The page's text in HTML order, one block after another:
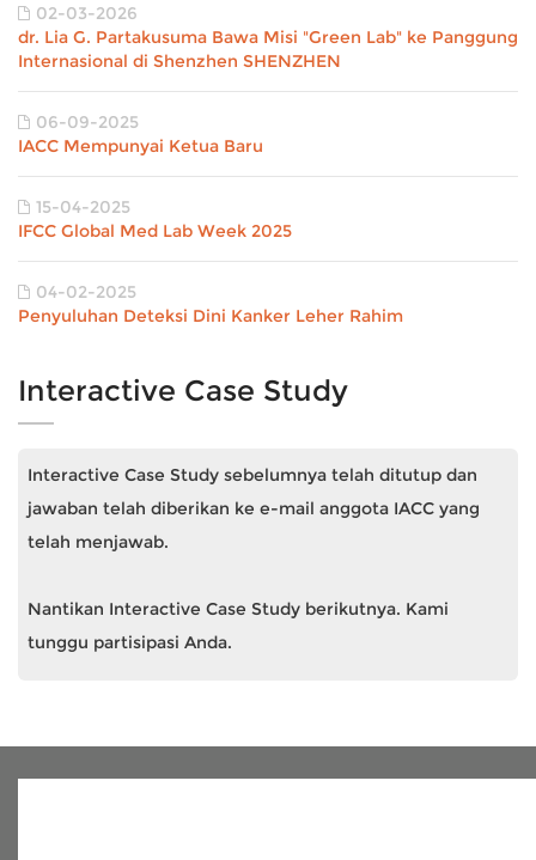
02-03-2026
dr. Lia G. Partakusuma Bawa Misi "Green Lab" ke Panggung
Internasional di Shenzhen SHENZHEN
06-09-2025
IACC Mempunyai Ketua Baru
15-04-2025
IFCC Global Med Lab Week 2025
04-02-2025
Penyuluhan Deteksi Dini Kanker Leher Rahim
Interactive Case Study
Interactive Case Study sebelumnya telah ditutup dan
jawaban telah diberikan ke e-mail anggota IACC yang
telah menjawab.
Nantikan Interactive Case Study berikutnya. Kami
tunggu partisipasi Anda.